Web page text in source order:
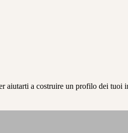
a costruire un profilo dei tuoi